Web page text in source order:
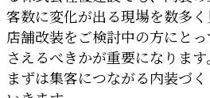
客数に変化が出る現場を数多く
店舗改装をご検討中の方にと
さえるべきかが重要になります
まずは集客につながる内装づ